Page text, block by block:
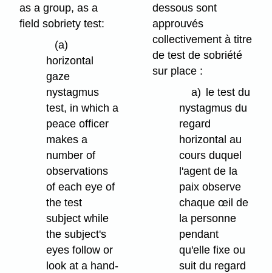
as a group, as a
field sobriety test:
(a)
horizontal
gaze
nystagmus
test, in which a
peace officer
makes a
number of
observations
of each eye of
the test
subject while
the subject's
eyes follow or
look at a hand-
dessous sont
approuvés
collectivement à titre
de test de sobriété
sur place :
a) le test du
nystagmus du
regard
horizontal au
cours duquel
l'agent de la
paix observe
chaque œil de
la personne
pendant
qu'elle fixe ou
suit du regard